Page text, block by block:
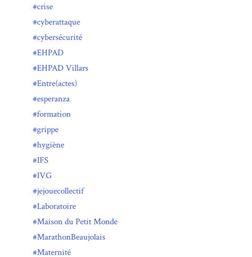
crise
cyberattaque
cybersécurité
EHPAD
EHPAD Villars
Entre(actes)
esperanza
formation
grippe
hygiène
IFS
IVG
jejouecollectif
Laboratoire
Maison du Petit Monde
MarathonBeaujolais
Maternité